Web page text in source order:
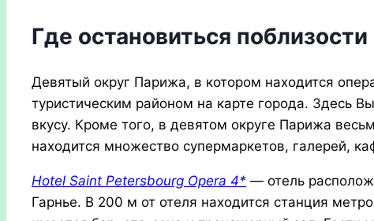
Где остановиться поблизости
Девятый округ Парижа, в котором находится
туристическим районом на карте города. Здесь
вкусу. Кроме того, в девятом округе Парижа
находится множество супермаркетов, галерей,
Hotel Saint Petersbourg Opera 4* — отель
Гарнье. В 200 м от отеля находится станция